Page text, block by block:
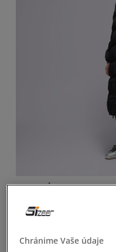
-10 % S KÓDOM: TOP (MIN. 70 €)
dámske, zimné bundy
Chránime Vaše údaje